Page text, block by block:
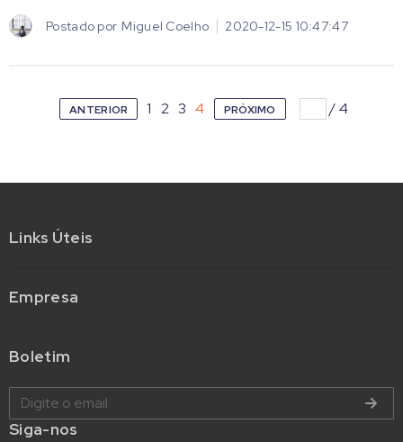
Postado por Miguel Coelho 2020-12-15 10:47:47
ANTERIOR 1 2 3 4 PRÓXIMO /4
Links Úteis
Empresa
Boletim
Siga-nos